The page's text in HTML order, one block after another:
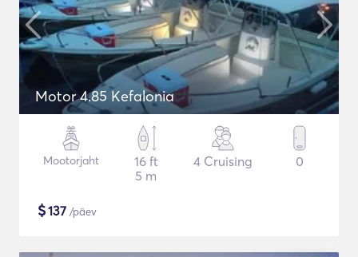
Motor 4.85 Kefalonia
Mootorjaht
16 ft
5 m
4 Cruising 0
$137 /päev